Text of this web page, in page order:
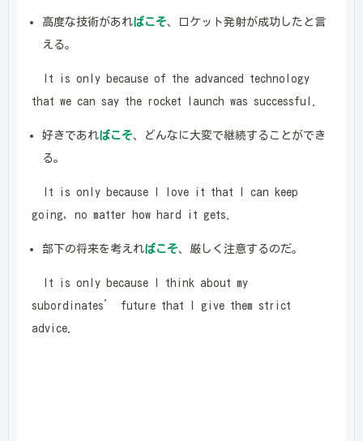
高度な技術があればこそ、ロケット発射が成功したと言
える。
It is only because of the advanced technology
that we can say the rocket launch was successful.
好きであればこそ、どんなに大変で継続することができ
る。
It is only because I love it that I can keep
going, no matter how hard it gets.
部下の将来を考えればこそ、厳しく注意するのだ。
It is only because I think about my
subordinates’ future that I give them strict
advice.